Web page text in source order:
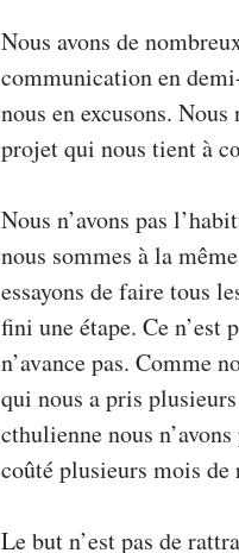
Nous avons de
communication en
nous en excusons.
projet qui nous tient à
Nous n’avons pas
nous sommes à la
essayons de faire tous
fini une étape. Ce n’est
n’avance pas. Comme
qui nous a pris
cthulienne nous
coûté plusieurs mois de
Le but n’est pas de